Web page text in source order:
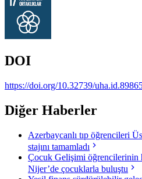
DOI
https://doi.org/10.32739/
Diğer Haberler
Azerbaycanlı tıp öğrencileri
stajını tamamladı
Çocuk Gelişimi öğrencilerinin
Nijer’de çocuklarla buluştu